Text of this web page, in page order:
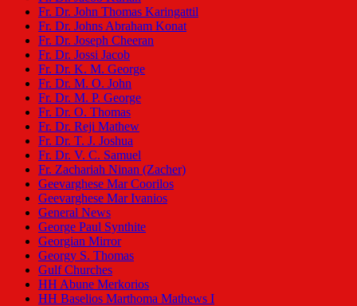
Fr. Dr. John Thomas Karingattil
Fr. Dr. Johns Abraham Konat
Fr. Dr. Joseph Cheeran
Fr. Dr. Jossi Jacob
Fr. Dr. K. M. George
Fr. Dr. M. O. John
Fr. Dr. M. P. George
Fr. Dr. O. Thomas
Fr. Dr. Reji Mathew
Fr. Dr. T. J. Joshua
Fr. Dr. V. C. Samuel
Fr. Zachariah Ninan (Zacher)
Geevarghese Mar Coorilos
Geevarghese Mar Ivanios
General News
George Paul Synthite
Georgian Mirror
Georgy S. Thomas
Gulf Churches
HH Abune Merkorios
HH Baselios Marthoma Mathews I